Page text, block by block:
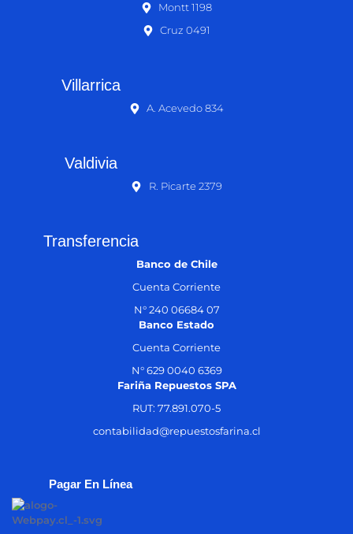
Montt 1198
Cruz 0491
Villarrica
A. Acevedo 834
Valdivia
R. Picarte 2379
Transferencia
Banco de Chile
Cuenta Corriente
N° 240 06684 07
Banco Estado
Cuenta Corriente
N° 629 0040 6369
Fariña Repuestos SPA
RUT: 77.891.070-5
contabilidad@repuestosfarina.cl
Pagar En Línea